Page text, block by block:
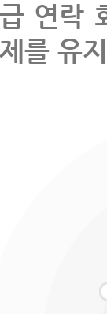
연락
를 유